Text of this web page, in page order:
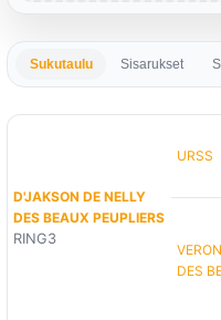
Sukutaulu Sisarukset
D'JAKSON DE NELLY
DES BEAUX PEUPLIERS
RING3
URSS
DES